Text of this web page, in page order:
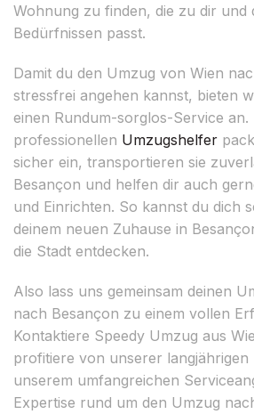
Wohnung zu finden, die zu dir und
Bedürfnissen passt.
Damit du den Umzug von Wien
stressfrei angehen kannst, bieten
einen Rundum-sorglos-Service an.
professionellen Umzugshelfer
sicher ein, transportieren sie
Besançon und helfen dir auch
und Einrichten. So kannst du dich
deinem neuen Zuhause in
die Stadt entdecken.
Also lass uns gemeinsam deinen
nach Besançon zu einem vollen
Kontaktiere Speedy Umzug aus
profitiere von unserer langjährigen
unserem umfangreichen
Expertise rund um den Umzug